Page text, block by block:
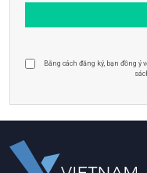
Bằng cách đăng ký, bạn đồng